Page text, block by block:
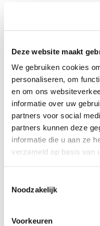
Deze website maakt
We gebruiken cookies
personaliseren, om
en om ons
informatie over uw
partners voor social
partners kunnen deze
informatie die u aan ze
verzameld op basis van
Noodzakelijk
Voorkeuren
hebben,
en praktischer,
sneller op hun plek
Samen
maken
en dat we
overigens afkomstig is